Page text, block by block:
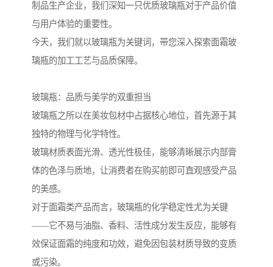
制品生产企业，我们深知一只优质玻璃瓶对于产品价值
与用户体验的重要性。
今天，我们就以玻璃瓶为关键词，带您深入探索面霜玻
璃瓶的加工工艺与品质保障。
玻璃瓶：品质与美学的双重担当
玻璃瓶之所以在美妆包材中占据核心地位，首先源于其
独特的物理与化学特性。
玻璃材质表面光滑、透光性极佳，能够清晰展示内部膏
体的色泽与质地，让消费者在购买前即可直观感受产品
的美感。
对于面霜类产品而言，玻璃瓶的化学稳定性尤为关键
——它不易与油脂、香料、活性成分发生反应，能够有
效保证面霜的纯度和功效，避免因包装材质导致的变质
或污染。